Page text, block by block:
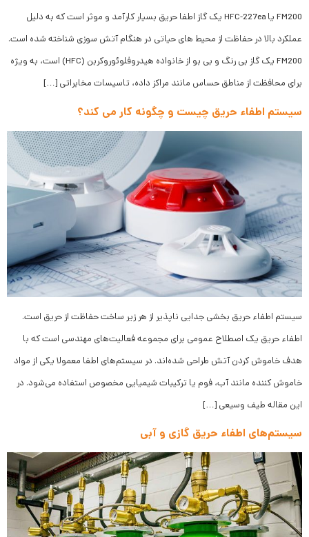
FM200 یا HFC-227ea یک گاز اطفا حریق بسیار کارآمد و موثر است که به دلیل
عملکرد بالا در حفاظت از محیط های حیاتی در هنگام آتش سوزی شناخته شده است.
FM200 یک گاز بی رنگ و بی بو از خانواده هیدروفلوئوروکربن (HFC) است، به ویژه
برای محافظت از مناطق حساس مانند مراکز داده، تاسیسات مخابراتی […]
سیستم اطفاء حریق چیست و چگونه کار می‌ کند؟
سیستم اطفاء حریق بخشی جدایی ناپذیر از هر زیر ساخت حفاظت از حریق است.
اطفاء حریق یک اصطلاح عمومی برای مجموعه فعالیت‌های مهندسی است که با
هدف خاموش کردن آتش طراحی شده‌اند. در سیستم‌های اطفا معمولا یکی از مواد
خاموش کننده مانند آب، فوم یا ترکیبات شیمیایی مخصوص استفاده می‌شود. در
این مقاله طیف وسیعی […]
سیستم‌های اطفاء حریق گازی و آبی